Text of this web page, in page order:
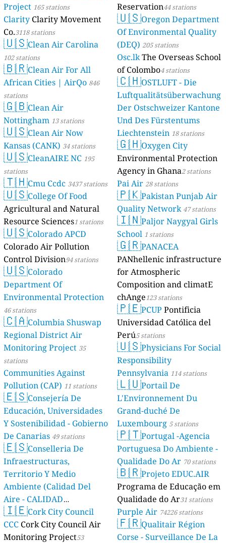
Project 165 stations
Clarity Clarity Movement
Co.3118 stations
🇺🇸Clean Air Carolina
102 stations
🇧🇷Clean Air For All
African Cities | AirQo 846
stations
🇬🇧Clean Air
Nottingham 13 stations
🇺🇸Clean Air Now
Kansas (CANK) 34 stations
🇺🇸CleanAIRE NC 195
stations
🇹🇭Cmu Ccdc 3437 stations
🇺🇸College Of Food
Agricultural and Natural
Resource Sciences1 stations
🇺🇸Colorado APCD
Colorado Air Pollution
Control Division94 stations
🇺🇸Colorado
Department Of
Environmental Protection
46 stations
🇨🇦Columbia Shuswap
Regional District Air
Monitoring Project 35
stations
Communities Against
Pollution (CAP) 11 stations
🇪🇸Consejería De
Educación, Universidades
Y Sostenibilidad - Gobierno
De Canarias 49 stations
🇪🇸Conselleria De
Infraestructuras,
Territorio Y Medio
Ambiente (Calidad Del
Aire - CALIDAD
AMBIENTAL) 23 stations
🇮🇪Cork City Council
CCC Cork City Council Air
Monitoring Project53
Reservation44 stations
🇺🇸Oregon Department
Of Environmental Quality
(DEQ) 205 stations
Osc.lkThe Overseas School
of Colombo4 stations
🇨🇭OSTLUFT - Die
Luftqualitätsüberwachung
Der Ostschweizer Kantone
Und Des Fürstentums
Liechtenstein 18 stations
🇬🇭Oxygen City
Environmental Protection
Agency in Ghana2 stations
Pai Air 28 stations
🇵🇰Pakistan Punjab Air
Quality Network 47 stations
🇮🇳Paljor Naygyal Girls
School 1 stations
🇬🇷PANACEA
PANhellenic infrastructure
for Atmospheric
Composition and climatE
chAnge123 stations
🇵🇪PCUP Pontificia
Universidad Católica del
Perú5 stations
🇺🇸Physicians For Social
Responsibility
Pennsylvania 114 stations
🇱🇺Portail De
L'Environnement Du
Grand-duché De
Luxembourg 5 stations
🇵🇹Portugal -Agencia
Portuguesa Do Ambiente -
Qualidade Do Ar 70 stations
🇧🇷Projeto EDUC.AIR
Programa de Educação em
Qualidade do Ar31 stations
Purple Air 74226 stations
🇫🇷Qualitair Région
Corse - Surveillance De La